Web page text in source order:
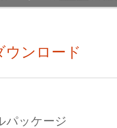
ウンロード
パッケージ